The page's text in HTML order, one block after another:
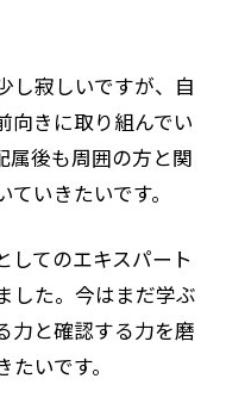
し寂しいですが、自
向きに取り組んでい
属後も周囲の方と関
いきたいです。
してのエキスパート
した。今はまだ学ぶ
力と確認する力を磨
いです。